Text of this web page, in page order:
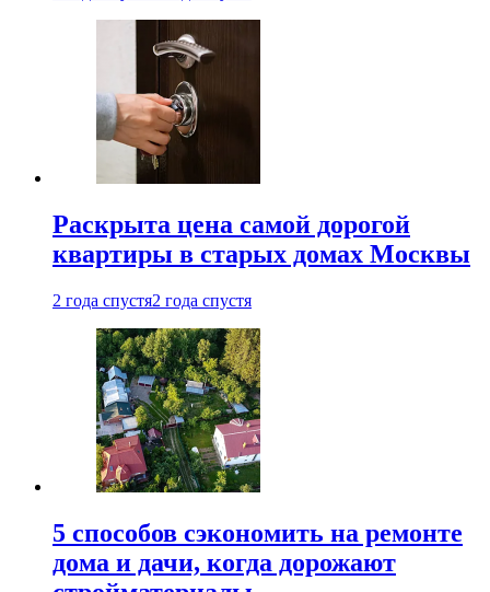
Раскрыта цена самой дорогой
квартиры в старых домах Москвы
2 года спустя2 года спустя
5 способов сэкономить на ремонте
дома и дачи, когда дорожают